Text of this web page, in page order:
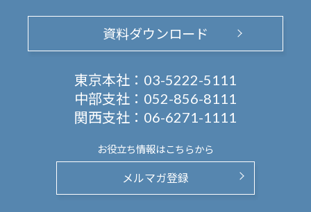
資料ダウンロード
東京本社： 03-5222-5111
中部支社： 052-856-8111
関西支社： 06-6271-1111
お役立ち情報はこちらから
メルマガ登録